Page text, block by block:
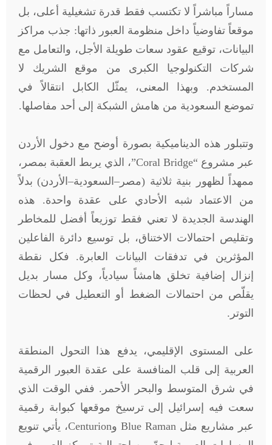
مساراً مباشراً لا تكتسب فقط قدرة تشغيلية أعلى، بل
موقعاً تفاوضياً داخل منظومة العبور ذاتها: جذب مراكز
البيانات، توقيع عقود سعات طويلة الأجل، والتعامل مع
شركات التكنولوجيا الكبرى من موقع الشريك لا
المستخدم. وبهذا المعنى، يمثّل الكابل انتقالاً في
تموضع السعودية من هامش الشبكة إلى أحد مفاصلها.
وتتبلور هذه الديناميكية بصورة أوضح مع دخول الأردن
عبر مشروع “Coral Bridge”، الذي يربط العقبة بمصر،
ممهداً لظهور بنية ثلاثية (مصر–السعودية–الأردن) بدلاً
من الاعتماد شبه الأحادي على عقدة واحدة. هذه
الهندسة الجديدة لا تعني فقط توزيعاً أفضل للمخاطر
وتقليص احتمالات الاختناق، بل توسيع دائرة الفاعلين
المؤثرين في تدفقات البيانات العابرة. فكل نقطة
إنزال إضافية تخلق هامشاً سيادياً، وكل مسار بديل
يقلّص من احتمالات الضغط أو التعطيل في لحظات
التوتر.
على المستوى الإقليمي، يدفع هذا التحول المنطقة
العربية إلى قلب المنافسة على عقدة العبور الرقمية
في شرق المتوسط والبحر الأحمر. ففي الوقت الذي
سعت فيه إسرائيل إلى ترسيخ موقعها كبوابة رقمية
عبر مشاريع مثل Blue Raman وCenturion، يأتي تنويع